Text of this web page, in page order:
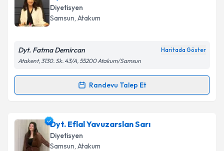
oluşturun. Size bu uzmandan randevu almanız için bir
takvim hazırlandığında e-posta ile bilgilendireceğiz.
Kişisel verilerimin işlenmesine ilişkin
Metni'ni okudum ve kişisel verilerimin belirtilen
Takvim Talebini Gönder
Diyetisyen
Samsun, Atakum
Dyt. Fatma Demircan Haritada Göster
Atakent, 3130. Sk. 43/A, 55200 Atakum/Samsun
Randevu Talep Et
Randevu Takvimi Talebi
Dyt. Fatma Demircaniçin randevu takvimi talebi
oluşturun. Size bu uzmandan randevu almanız için bir
takvim hazırlandığında e-posta ile bilgilendireceğiz.
Dyt. Eflal Yavuzarslan Sarı
Diyetisyen
Samsun, Atakum